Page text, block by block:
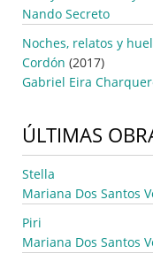
Nando Secreto
Noches, relatos y
Cordón (2017)
Gabriel Eira
ÚLTIMAS
Stella
Mariana Dos Santos
Piri
Mariana Dos Santos